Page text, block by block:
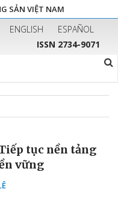
SẢN VIỆT NAM
ENGLISH
ESPAÑOL
ISSN 2734-9071
tục nền tảng
vững